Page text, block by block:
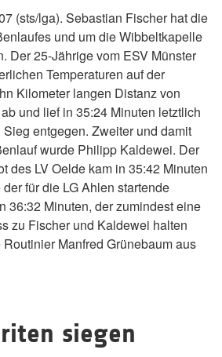
(sts/lga). Sebastian Fischer hat die
und um die Wibbeltkapelle
Der 25-Jährige vom ESV Münster
Temperaturen auf der
Kilometer langen Distanz von
und lief in 35:24 Minuten letztlich
entgegen. Zweiter und damit
wurde Philipp Kaldewei. Der
des LV Oelde kam in 35:42 Minuten
für die LG Ahlen startende
36:32 Minuten, der zumindest eine
zu Fischer und Kaldewei halten
Manfred Grünebaum aus
siegen